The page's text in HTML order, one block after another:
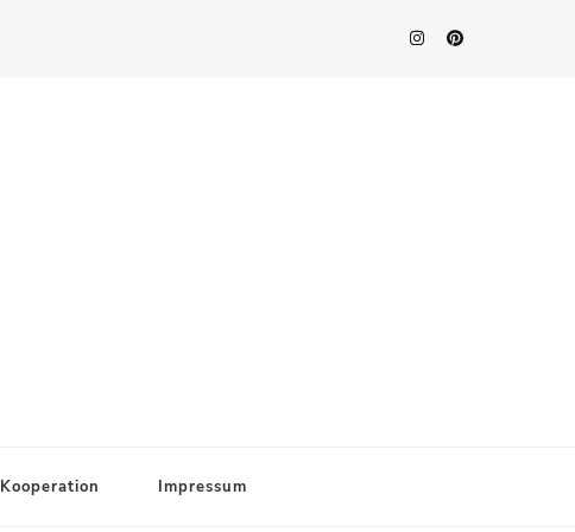
Kooperation Impressum